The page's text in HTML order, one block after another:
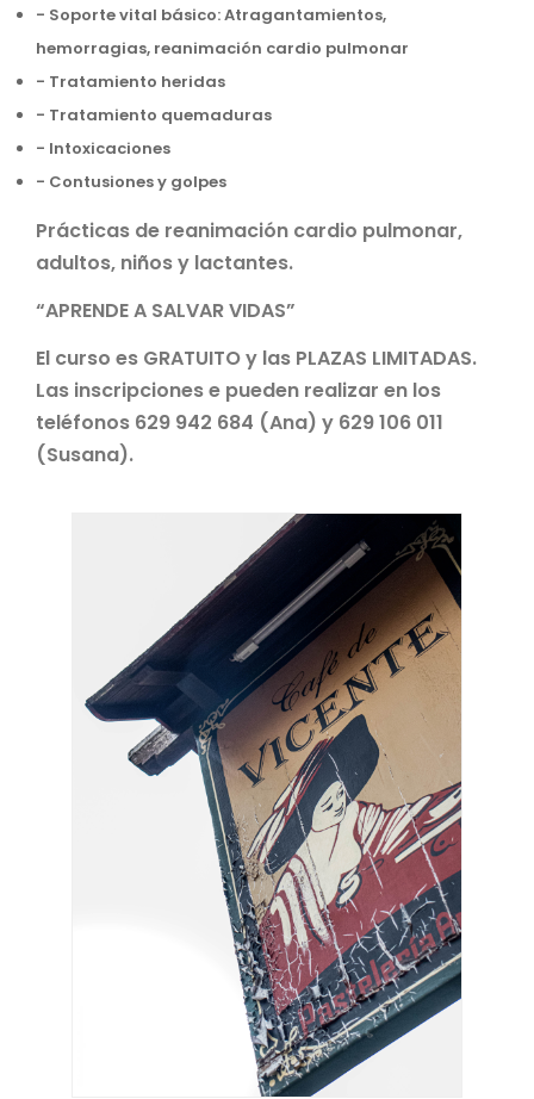
- Soporte vital básico: Atragantamientos,
hemorragias, reanimación cardio pulmonar
- Tratamiento heridas
- Tratamiento quemaduras
- Intoxicaciones
- Contusiones y golpes
Prácticas de reanimación cardio pulmonar,
adultos, niños y lactantes.
“APRENDE A SALVAR VIDAS”
El curso es GRATUITO y las PLAZAS LIMITADAS.
Las inscripciones e pueden realizar en los
teléfonos 629 942 684 (Ana) y 629 106 011
(Susana).